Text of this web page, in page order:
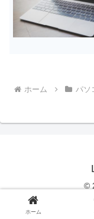
ホーム パソ
©
ホーム